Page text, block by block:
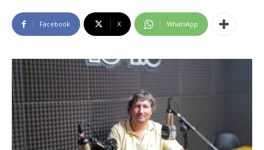
Facebook X WhatsApp